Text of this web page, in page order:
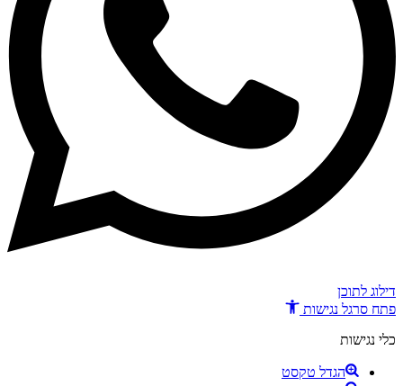
דילוג לתוכן
פתח סרגל נגישות
כלי נגישות
הגדל טקסט